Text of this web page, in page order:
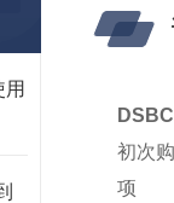
初次
项